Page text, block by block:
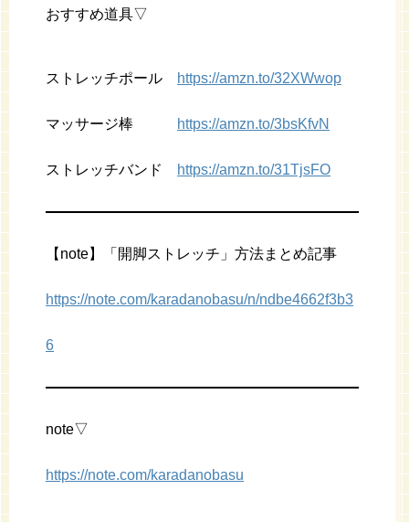
おすすめ道具▽
ストレッチポール https://amzn.to/32XWwop
マッサージ棒 https://amzn.to/3bsKfvN
ストレッチバンド https://amzn.to/31TjsFO
【note】「開脚ストレッチ」方法まとめ記事
https://note.com/karadanobasu/n/ndbe4662f3b3
6
note▽
https://note.com/karadanobasu